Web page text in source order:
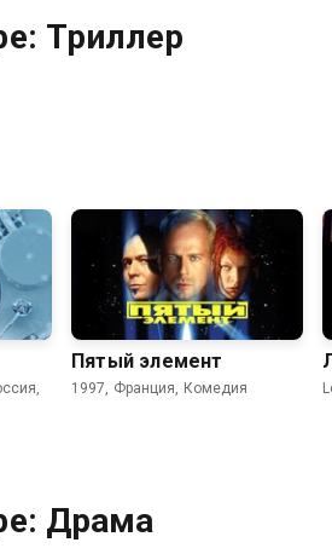
Триллер
Пятый элемент
1997, Франция, Комедия
Драма